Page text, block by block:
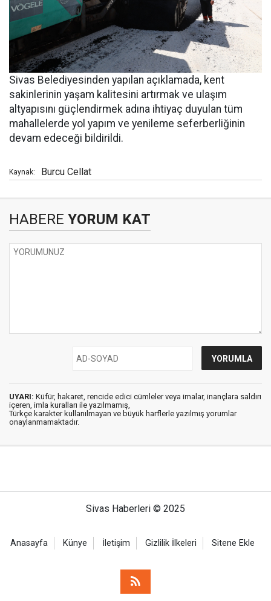
Sivas Belediyesinden yapılan açıklamada, kent
sakinlerinin yaşam kalitesini artırmak ve ulaşım
altyapısını güçlendirmek adına ihtiyaç duyulan tüm
mahallelerde yol yapım ve yenileme seferberliğinin
devam edeceği bildirildi.
Kaynak: Burcu Cellat
HABERE YORUM KAT
UYARI: Küfür, hakaret, rencide edici cümleler veya imalar, inançlara saldırı
içeren, imla kuralları ile yazılmamış,
Türkçe karakter kullanılmayan ve büyük harflerle yazılmış yorumlar
onaylanmamaktadır.
Sivas Haberleri © 2025
Anasayfa Künye İletişim Gizlilik İlkeleri Sitene Ekle